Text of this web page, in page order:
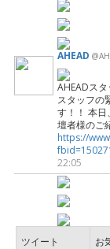
AHEAD
AHEADス
スタッフの
す！！ 本
壇者様のご
https://
22:05
ツイート お